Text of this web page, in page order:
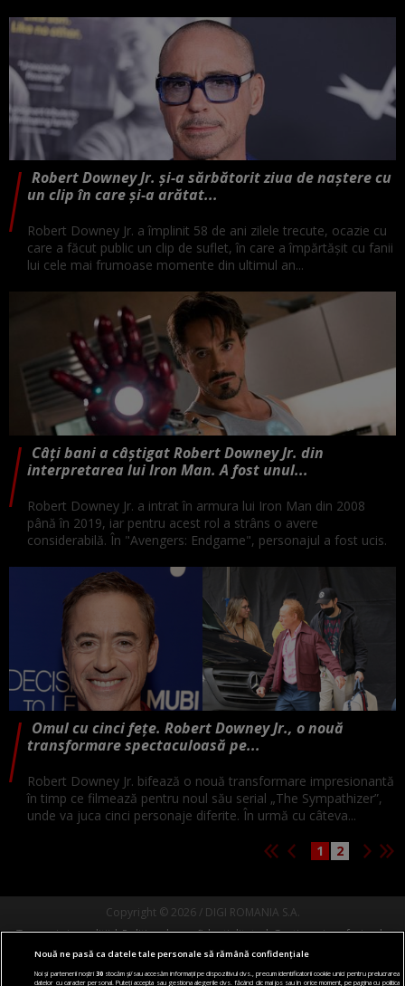
Robert Downey Jr. și-a sărbătorit ziua de naștere cu
un clip în care și-a arătat...
Robert Downey Jr. a împlinit 58 de ani zilele trecute, ocazie cu
care a făcut public un clip de suflet, în care a împărtășit cu fanii
lui cele mai frumoase momente din ultimul an...
Câți bani a câștigat Robert Downey Jr. din
interpretarea lui Iron Man. A fost unul...
Robert Downey Jr. a intrat în armura lui Iron Man din 2008
până în 2019, iar pentru acest rol a strâns o avere
considerabilă. În "Avengers: Endgame", personajul a fost ucis.
Omul cu cinci fețe. Robert Downey Jr., o nouă
transformare spectaculoasă pe...
Robert Downey Jr. bifează o nouă transformare impresionantă
în timp ce filmează pentru noul său serial „The Sympathizer”,
unde va juca cinci personaje diferite. În urmă cu câteva...
1 2
Copyright © 2026 / DIGI ROMANIA S.A.
Termeni si conditii
Politica de confidentialitate
Gestionați preferințele
Comunicate de presă
Abonare Digi TV Contact/Info
Nouă ne pasă ca datele tale personale să rămână confidențiale
Noi și partenerii noștri30stocăm și/sau accesăm informații pe dispozitivul dvs., precum identificatorii cookie unici pentru prelucrarea
datelor cu caracter personal. Puteți accepta sau gestiona alegerile dvs. făcând clic mai jos sau în orice moment, pe pagina cu politica